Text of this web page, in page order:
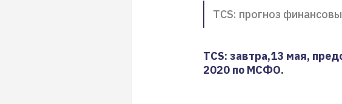
TCS: прогноз
TCS: завтра,13 мая,
2020 по МСФО.